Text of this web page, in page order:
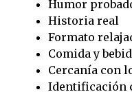
Humor
Historia real
Formato
Comida y
Cercanía con
Identificación